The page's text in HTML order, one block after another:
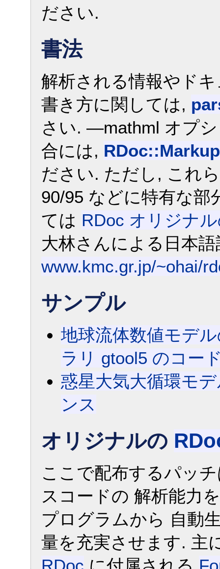
ださい.
書法
解析される情報やド
書き方に関しては,
さい. —mathml オプ
合には,
ださい. ただし, これ
90/95 などに特有な部
ては RDoc オリジナ
大林さんによる日本
www.kmc.gr.jp/~ohai/
サンプル
地球流体数値モデ
ラリ gtool5 のコー
惑星大気大循環モ
ンス
オリジナルの
ここで配布するパッ
スコードの 解析能力
プログラムから 自動
量を充実させます. 主